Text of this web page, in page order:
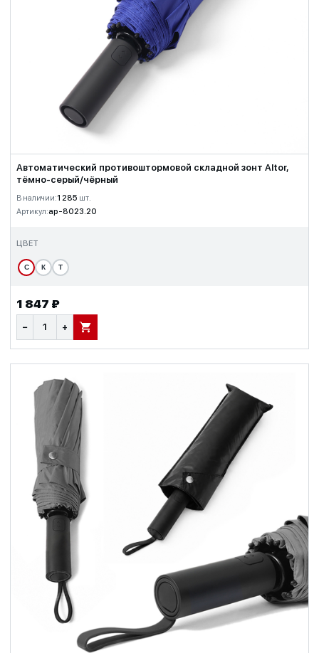
Автоматический противоштормовой складной зонт Altor,
тёмно-серый/чёрный
В наличии:1 285 шт.
Артикул:ap-8023.20
ЦВЕТ
С К Т
1 847 ₽
− + В КОРЗИНУ